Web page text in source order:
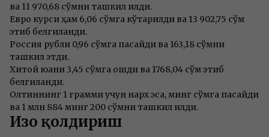
ва 11 970,68 сўмни ташкил қилди.
Евро курси ҳам 6,06 сўмга кўтарилди ва 13 902,75 сўм
этиб белгиланди.
Россия рубли 0,96 сўмга пасайди ва 163,18 сўмни
ташкил этди.
Хитой юани 3,45 сўмга ошди ва 1768,04 сўм этиб
белгиланди.
Олтиннинг 1 грамми учун нарх эса, минг сўмга пасайди
ва 1 млн 884 минг 200 сўмни ташкил қилди.
Изоҳ қолдириш